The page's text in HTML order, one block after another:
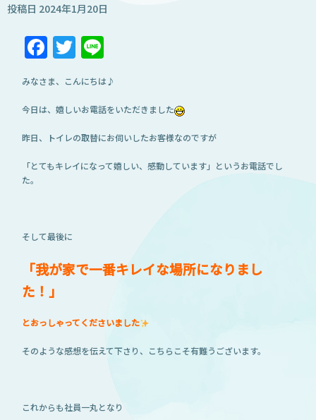
投稿日 2024年1月20日
Facebook
Twitter
みなさま、こんにちは♪
今日は、嬉しいお電話をいただきました
昨日、トイレの取替にお伺いしたお客様なのですが
「とてもキレイになって嬉しい、感動しています」というお電話でし
た。
そして最後に
「我が家で一番キレイな場所になりまし
た！」
とおっしゃってくださいました
そのような感想を伝えて下さり、こちらこそ有難うございます。
これからも社員一丸となり